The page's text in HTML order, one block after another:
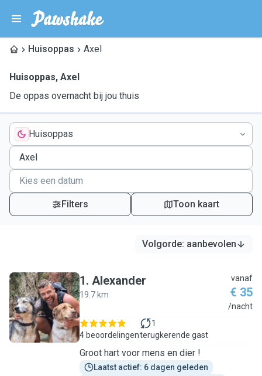
Huisoppas Axel
Huisoppas, Axel
De oppas overnacht bij jou thuis
Huisoppas
Filters Toon kaart
Volgorde: aanbevolen
A
1. Alexander
19.7 km
vanaf
€ 35
/nacht
4 beoordelingen
1
terugkerende gast
Groot hart voor mens en dier !
Laatst actief: 6 dagen geleden